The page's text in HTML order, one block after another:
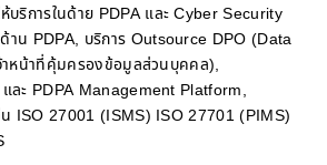
บริการในด้าย PDPA และ Cyber Security
าน PDPA, บริการ Outsource DPO (Data
หน้าที่คุ้มครองข้อมูลส่วนบุคคล),
ละ PDPA Management Platform,
น ISO 27001 (ISMS) ISO 27701 (PIMS)